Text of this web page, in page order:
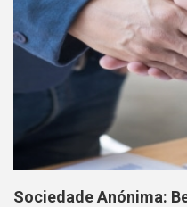
Sociedade Anónima: